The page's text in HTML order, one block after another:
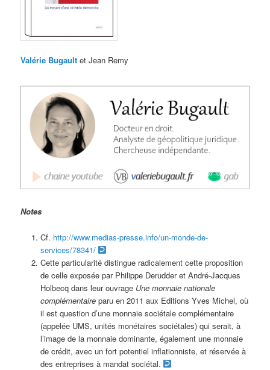
Valérie Bugault et Jean Remy
Notes
Cf. http://www.medias-presse.info/un-monde-de-
services/78341/
Cette particularité distingue radicalement cette proposition
de celle exposée par Philippe Derudder et André-Jacques
Holbecq dans leur ouvrage Une monnaie nationale
complémentaireparu en 2011 aux Editions Yves Michel, où
il est question d’une monnaie sociétale complémentaire
(appelée UMS, unités monétaires sociétales) qui serait, à
l’image de la monnaie dominante, également une monnaie
de crédit, avec un fort potentiel inflationniste, et réservée à
des entreprises à mandat sociétal.